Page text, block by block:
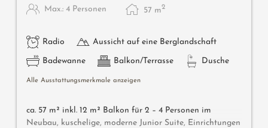
Max.: 4 Personen 57 m2
Radio Aussicht auf eine Berglandschaft
Badewanne Balkon/Terrasse Dusche
Alle Ausstattungsmerkmale anzeigen
ca. 57 m² inkl. 12 m² Balkon für 2 – 4 Personen im
Neubau, kuschelige, moderne Junior Suite, Einrichtungen